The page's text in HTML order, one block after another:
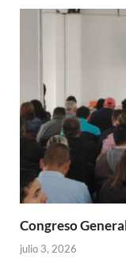
Congreso
julio 3, 2026